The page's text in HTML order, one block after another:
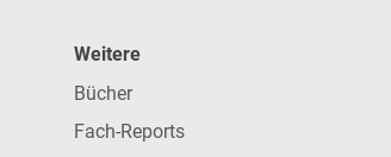
Weitere
Bücher
Fach-Reports